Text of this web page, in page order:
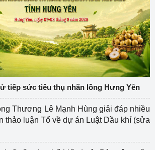
tiếp sức tiêu thụ nhãn lồng Hưng Yên
Thương Lê Mạnh Hùng giải đáp nhiều
thảo luận Tổ về dự án Luật Dầu khí (sửa